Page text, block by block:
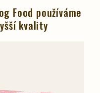
Food používáme
kvality